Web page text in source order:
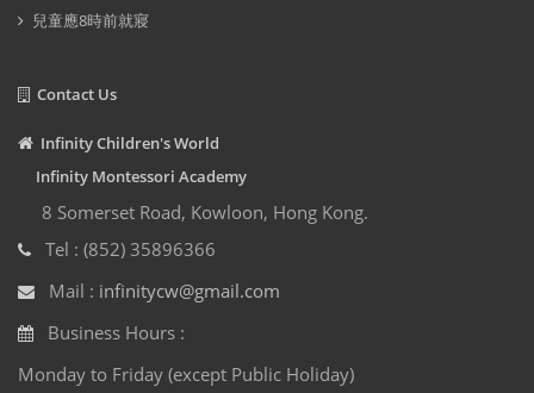
兒童應8時前就寢
Contact Us
Infinity Children's World
Infinity Montessori Academy
8 Somerset Road, Kowloon, Hong Kong.
Tel : (852) 35896366
Mail : infinitycw@gmail.com
Business Hours :
Monday to Friday (except Public Holiday)